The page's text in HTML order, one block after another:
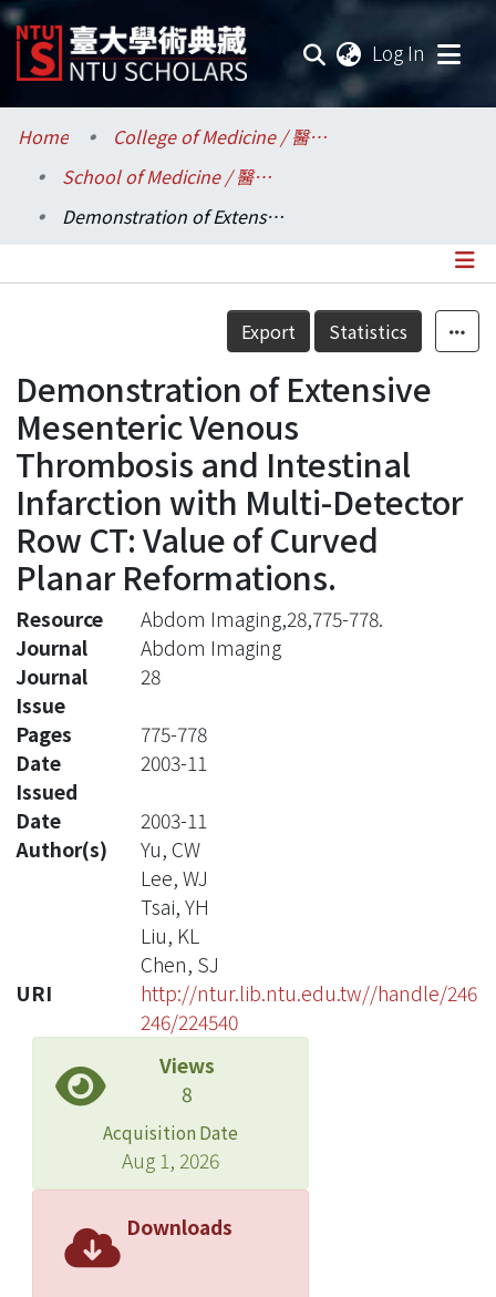
Log In
Communities & Collections
Research Outputs
Statistics
Home
College of Medicine / 醫學院
School of Medicine / 醫學系
Demonstration of Extensive Mesenteric Venous Thrombosis and Intestinal Infarction with Multi-Detector Row CT: Value of Curved Planar Reformations.
Details
Export Statistics
Demonstration of Extensive
Mesenteric Venous
Thrombosis and Intestinal
Infarction with Multi-Detector
Row CT: Value of Curved
Planar Reformations.
Resource
Abdom Imaging,28,775-778.
Journal
Abdom Imaging
Journal
Issue
28
Pages
775-778
Date
Issued
2003-11
Date
2003-11
Author(s)
Yu, CW
Lee, WJ
Tsai, YH
Liu, KL
Chen, SJ
URI
http://ntur.lib.ntu.edu.tw//handle/246
246/224540
Views
8
Acquisition Date
Aug 1, 2026
Downloads